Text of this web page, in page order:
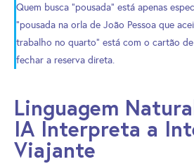
Quem busca “pousada” está apenas
“pousada na orla de João Pessoa que
trabalho no quarto” está com o cartão
fechar a reserva direta.
Linguagem
IA Interpreta a
Viajante